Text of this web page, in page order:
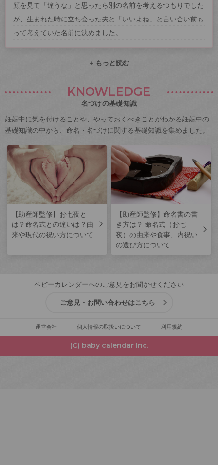
顔を見て「違うな」と思ったら別の名前を考えるつもりでした
が、生まれた時に立ち会った夫と「いいよね」と言い合い前も
って考えていた名前に決めました。
+ もっと読む
KNOWLEDGE
名づけの基礎知識
妊娠中に気を付けることや、やっておくべきことがわかる妊娠中の
基礎知識の中から、命名・名づけに関する基礎知識を集めました。
【助産師監修】お七夜と
は？命名式との違いは？由
来や現代の祝い方について
【助産師監修】命名書の書
き方は？ 命名式（お七
夜）の由来や食事、内祝い
の選び方について
ベビーカレンダーへのご意見をお聞かせください
ご意見・お問い合わせはこちら
運営会社 個人情報の取扱いについて 利用規約
(C) baby calendar Inc.